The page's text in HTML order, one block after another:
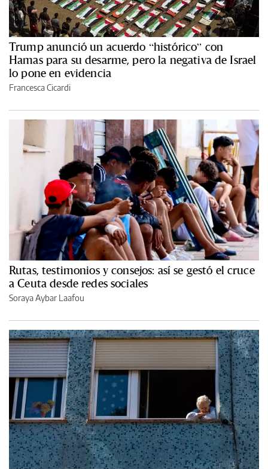
Trump anunció un acuerdo “histórico” con
Hamas para su desarme, pero la negativa de Israel
lo pone en evidencia
Francesca Cicardi
Rutas, testimonios y consejos: así se gestó el cruce
a Ceuta desde redes sociales
Soraya Aybar Laafou